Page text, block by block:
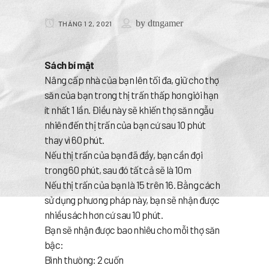
THÁNG 1 2, 2021 by dtngamer
Sách bí mật
Nâng cấp nhà của bạn lên tối đa, giữ cho thợ
săn của bạn trong thị trấn thấp hơn giới hạn
ít nhất 1 lần. Điều này sẽ khiến thợ săn ngẫu
nhiên đến thị trấn của bạn cứ sau 10 phút
thay vì 60 phút.
Nếu thị trấn của bạn đã đầy, bạn cần đợi
trong 60 phút, sau đó tất cả sẽ là 10m
Nếu thị trấn của bạn là 15 trên 16. Bằng cách
sử dụng phương pháp này, bạn sẽ nhận được
nhiều sách hơn cứ sau 10 phút.
Bạn sẽ nhận được bao nhiêu cho mỗi thợ săn
bậc:
Bình thường: 2 cuốn